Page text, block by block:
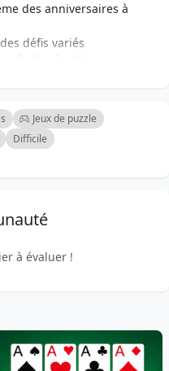
des anniversaires à
défis variés
faciles à utiliser
joueurs de tous âges
décontractées ou les
les anniversaires
Jeux de puzzle
Difficile
à évaluer !